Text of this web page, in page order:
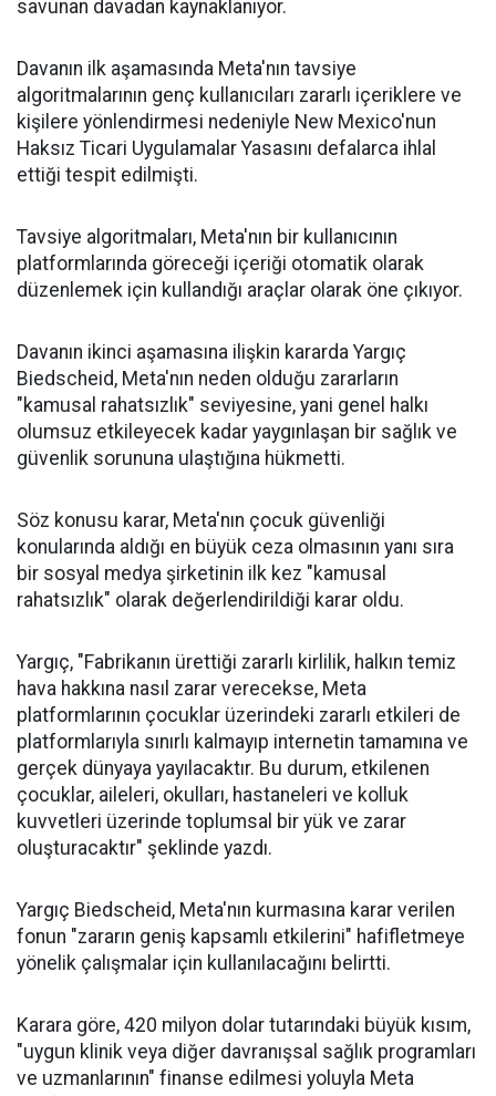
savunan davadan kaynaklanıyor.
Davanın ilk aşamasında Meta'nın tavsiye
algoritmalarının genç kullanıcıları zararlı içeriklere ve
kişilere yönlendirmesi nedeniyle New Mexico'nun
Haksız Ticari Uygulamalar Yasasını defalarca ihlal
ettiği tespit edilmişti.
Tavsiye algoritmaları, Meta'nın bir kullanıcının
platformlarında göreceği içeriği otomatik olarak
düzenlemek için kullandığı araçlar olarak öne çıkıyor.
Davanın ikinci aşamasına ilişkin kararda Yargıç
Biedscheid, Meta'nın neden olduğu zararların
"kamusal rahatsızlık" seviyesine, yani genel halkı
olumsuz etkileyecek kadar yaygınlaşan bir sağlık ve
güvenlik sorununa ulaştığına hükmetti.
Söz konusu karar, Meta'nın çocuk güvenliği
konularında aldığı en büyük ceza olmasının yanı sıra
bir sosyal medya şirketinin ilk kez "kamusal
rahatsızlık" olarak değerlendirildiği karar oldu.
Yargıç, "Fabrikanın ürettiği zararlı kirlilik, halkın temiz
hava hakkına nasıl zarar verecekse, Meta
platformlarının çocuklar üzerindeki zararlı etkileri de
platformlarıyla sınırlı kalmayıp internetin tamamına ve
gerçek dünyaya yayılacaktır. Bu durum, etkilenen
çocuklar, aileleri, okulları, hastaneleri ve kolluk
kuvvetleri üzerinde toplumsal bir yük ve zarar
oluşturacaktır" şeklinde yazdı.
Yargıç Biedscheid, Meta'nın kurmasına karar verilen
fonun "zararın geniş kapsamlı etkilerini" hafifletmeye
yönelik çalışmalar için kullanılacağını belirtti.
Karara göre, 420 milyon dolar tutarındaki büyük kısım,
"uygun klinik veya diğer davranışsal sağlık programları
ve uzmanlarının" finanse edilmesi yoluyla Meta